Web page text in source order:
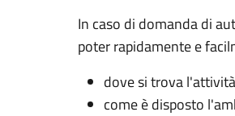
In caso di domanda di
poter rapidamente e
dove si trova
come è disposto